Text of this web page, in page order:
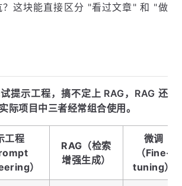
？这块能直接区分 "看过文章" 和 "做
提示工程，搞不定上 RAG，RAG 还
际项目中三者经常组合使用。
工程
）
RAG（检索
增强生成）
微调
（Fine-
tuning）